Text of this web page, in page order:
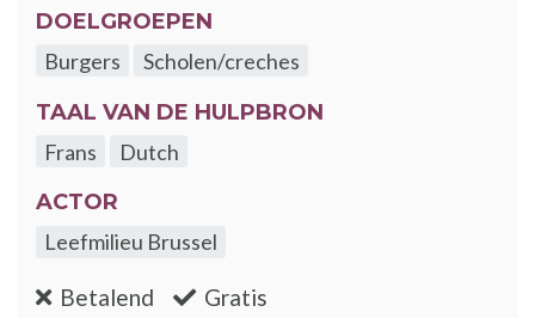
DOELGROEPEN
Burgers
Scholen/creches
TAAL VAN DE HULPBRON
Frans
Dutch
ACTOR
Leefmilieu Brussel
Betalend :nee Gratis